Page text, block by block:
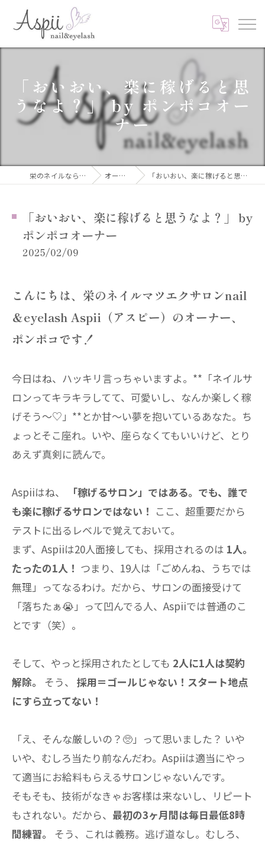
「おいおい、楽に稼げると思
うなよ？」 by ポンポコオー
ナー
栄のネイルならAspii nail&eyelash オーナーブログ 「おいおい、楽に稼げると思うなよ？」 by ポンポコオーナー
「おいおい、楽に稼げると思うなよ？」 by
ポンポコオーナー
2025/02/09
こんにちは、栄のネイルマツエクサロンnail
＆eyelash Aspii（アスピー）のオーナー、
ポンポコです！
今日はね、ハッキリ言っちゃいますよ。**「ネイルサ
ロンってキラキラしてて、可愛いし、なんか楽しく稼
げそう〜♡」**とか甘〜い夢を抱いているあなた。ち
ょっとそこ座れ。いや、座らなくてもいいけど、とり
あえず真剣に読んで。
Aspiiはね、
「稼げるサロン」ではある。でも、誰で
も楽に稼げるサロンではない！ ここ、超重要だから
テストに出るレベルで覚えておいて。
まず、Aspiiは20人面接しても、採用されるのは 1人。
たったの1人！ つまり、19人は「ごめんね、うちでは
無理」ってなるわけ。だから、サロンの面接受けて
「落ちたぁ😭」って凹んでる人、Aspiiでは普通のこ
とです（笑）。
そして、やっと採用されたとしても 2人に1人は契約
解除。
そう、 採用＝ゴールじゃない！スタート地点
にすら立ってない！
「え、そんな厳しいの？🥺」って思いました？ いや
いや、むしろ当たり前なんだわ。Aspiiは適当にやっ
て適当にお給料もらえるサロンじゃないんです。
そもそも、技術がなきゃお客様は来ないし、リピート
もされない。だから、 最初の3ヶ月間は毎日最低8時
間練習。
そう、これは義務。逃げ道なし。むしろ、